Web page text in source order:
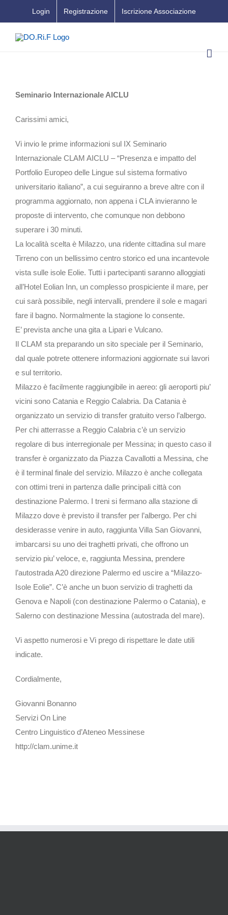
al
contenuto
Login Registrazione Iscrizione Associazione
Seminario Internazionale AICLU
Carissimi amici,
Vi invio le prime informazioni sul IX Seminario
Internazionale CLAM AICLU – “Presenza e impatto del
Portfolio Europeo delle Lingue sul sistema formativo
universitario italiano”, a cui seguiranno a breve altre con il
programma aggiornato, non appena i CLA invieranno le
proposte di intervento, che comunque non debbono
superare i 30 minuti.
La località scelta è Milazzo, una ridente cittadina sul mare
Tirreno con un bellissimo centro storico ed una incantevole
vista sulle isole Eolie. Tutti i partecipanti saranno alloggiati
all’Hotel Eolian Inn, un complesso prospiciente il mare, per
cui sarà possibile, negli intervalli, prendere il sole e magari
fare il bagno. Normalmente la stagione lo consente.
E’ prevista anche una gita a Lipari e Vulcano.
Il CLAM sta preparando un sito speciale per il Seminario,
dal quale potrete ottenere informazioni aggiornate sui lavori
e sul territorio.
Milazzo è facilmente raggiungibile in aereo: gli aeroporti piu’
vicini sono Catania e Reggio Calabria. Da Catania è
organizzato un servizio di transfer gratuito verso l’albergo.
Per chi atterrasse a Reggio Calabria c’è un servizio
regolare di bus interregionale per Messina; in questo caso il
transfer è organizzato da Piazza Cavallotti a Messina, che
è il terminal finale del servizio. Milazzo è anche collegata
con ottimi treni in partenza dalle principali città con
destinazione Palermo. I treni si fermano alla stazione di
Milazzo dove è previsto il transfer per l’albergo. Per chi
desiderasse venire in auto, raggiunta Villa San Giovanni,
imbarcarsi su uno dei traghetti privati, che offrono un
servizio piu’ veloce, e, raggiunta Messina, prendere
l’autostrada A20 direzione Palermo ed uscire a “Milazzo-
Isole Eolie”. C’è anche un buon servizio di traghetti da
Genova e Napoli (con destinazione Palermo o Catania), e
Salerno con destinazione Messina (autostrada del mare).
Vi aspetto numerosi e Vi prego di rispettare le date utili
indicate.
Cordialmente,
Giovanni Bonanno
Servizi On Line
Centro Linguistico d’Ateneo Messinese
http://clam.unime.it